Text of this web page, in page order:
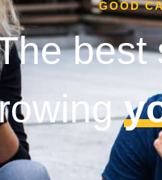
GOOD
best